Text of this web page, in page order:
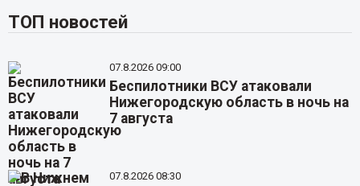
ТОП новостей
07.8.2026 09:00
Беспилотники ВСУ атаковали
Нижегородскую область в ночь на
7 августа
07.8.2026 08:30